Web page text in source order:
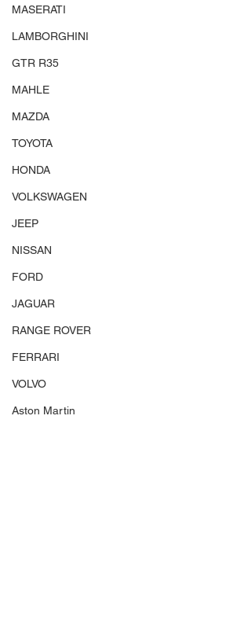
MASERATI
LAMBORGHINI
GTR R35
MAHLE
MAZDA
TOYOTA
HONDA
VOLKSWAGEN
JEEP
NISSAN
FORD
JAGUAR
RANGE ROVER
FERRARI
VOLVO
Aston Martin